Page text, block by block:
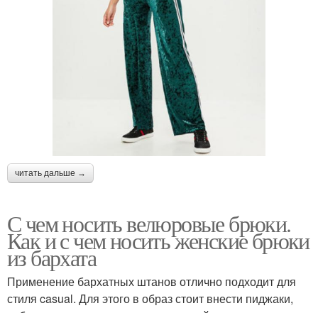
читать дальше →
С чем носить велюровые брюки.
Как и с чем носить женские брюки
из бархата
Применение бархатных штанов отлично подходит для
стиля casual. Для этого в образ стоит внести пиджаки,